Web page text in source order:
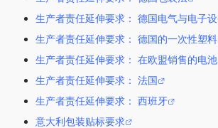
生产者责任延伸要求： 德国电气与电子
生产者责任延伸要求： 德国的一次性塑料
生产者责任延伸要求： 在欧盟销售的电池
生产者责任延伸要求： 法国
生产者责任延伸要求： 西班牙
意大利包装贴标要求